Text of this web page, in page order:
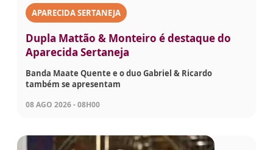
APARECIDA SERTANEJA
Dupla Mattão & Monteiro é destaque do
Aparecida Sertaneja
Banda Maate Quente e o duo Gabriel & Ricardo
também se apresentam
08 AGO 2026 - 08H00